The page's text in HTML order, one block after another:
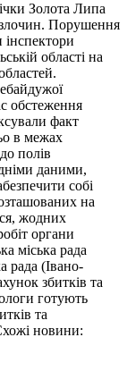
Золота Липа
злочин. Порушення
області на
обстеження
факт
в межах
полів
даними,
собі
на
жодних
органи
міська рада
рада (Івано-
збитків та
готують
та
новини: